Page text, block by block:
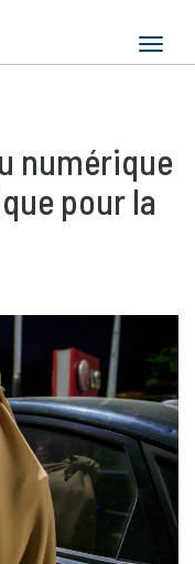
numérique
pour la